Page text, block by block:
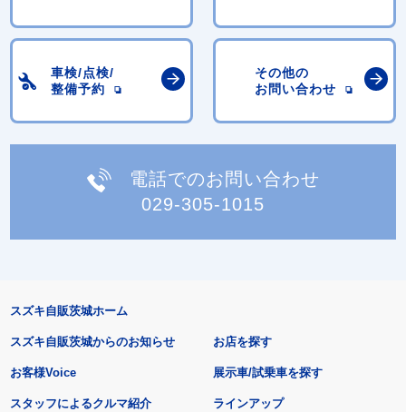
車検/点検/
整備予約
その他の
お問い合わせ
電話でのお問い合わせ
029-305-1015
スズキ自販茨城ホーム
スズキ自販茨城からのお知らせ
お客様Voice
スタッフによるクルマ紹介
お店を探す
展示車/試乗車を探す
ラインアップ